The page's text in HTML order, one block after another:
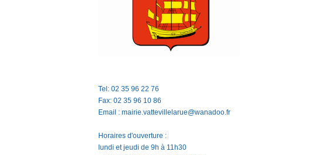
Tel: 02 35 96 22 76
Fax: 02 35 96 10 86
Email : mairie.vattevillelarue@wanadoo.fr
Horaires d'ouverture :
lundi et jeudi de 9h à 11h30